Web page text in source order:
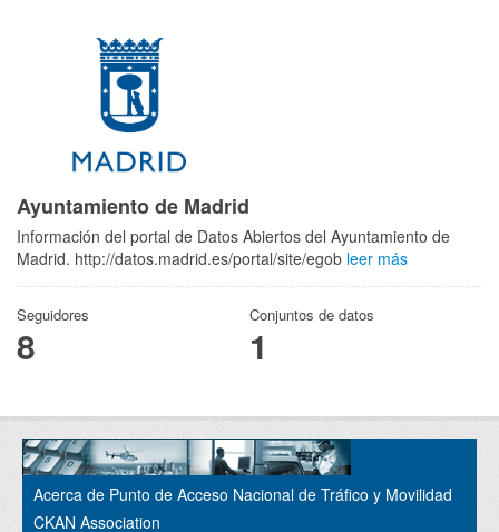
Ayuntamiento de Madrid
Información del portal de Datos Abiertos del Ayuntamiento de
Madrid. http://datos.madrid.es/portal/site/egob leer más
Seguidores
8
Conjuntos de datos
1
Acerca de Punto de Acceso Nacional de Tráfico y Movilidad
CKAN Association